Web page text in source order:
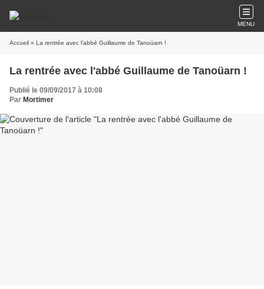
MENU
Accueil » La rentrée avec l'abbé Guillaume de Tanoüarn !
La rentrée avec l'abbé Guillaume de Tanoüarn !
Publié le 09/09/2017 à 10:08
Par Mortimer